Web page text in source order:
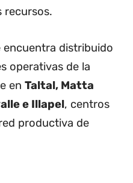
recursos.
encuentra distribuido
operativas de la
en Taltal, Matta
e Illapel, centros
productiva de